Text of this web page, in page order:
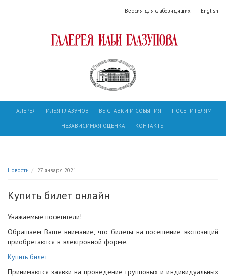
Версия для слабовидящих English
ГАЛЕРЕЯ ИЛЬЯ ГЛАЗУНОВ ВЫСТАВКИ И СОБЫТИЯ ПОСЕТИТЕЛЯМ
НЕЗАВИСИМАЯ ОЦЕНКА КОНТАКТЫ
Новости 27 января 2021
Купить билет онлайн
Уважаемые посетители!
Обращаем Ваше внимание, что билеты на посещение экспозиций
приобретаются в электронной форме.
Купить билет
Принимаются заявки на проведение групповых и индивидуальных